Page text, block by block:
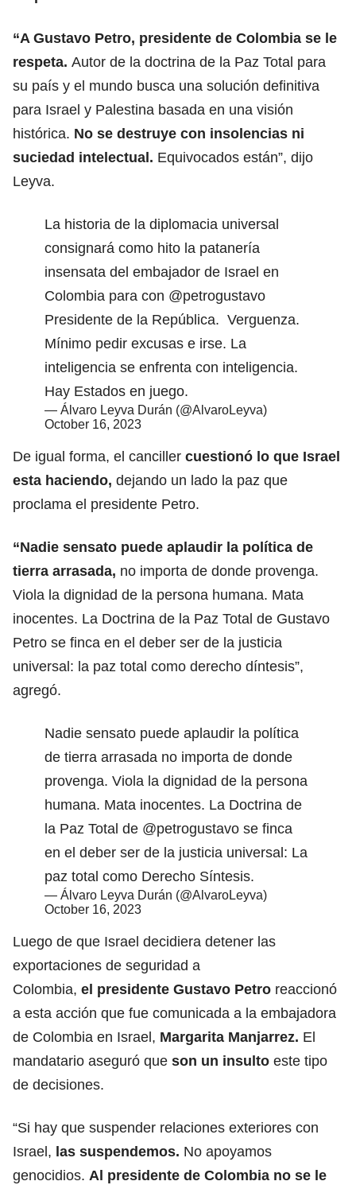
“A Gustavo Petro, presidente de Colombia se le
respeta. Autor de la doctrina de la Paz Total para
su país y el mundo busca una solución definitiva
para Israel y Palestina basada en una visión
histórica. No se destruye con insolencias ni
suciedad intelectual. Equivocados están”, dijo
Leyva.
La historia de la diplomacia universal
consignará como hito la patanería
insensata del embajador de Israel en
Colombia para con @petrogustavo
Presidente de la República. Verguenza.
Mínimo pedir excusas e irse. La
inteligencia se enfrenta con inteligencia.
Hay Estados en juego.
— Álvaro Leyva Durán (@AlvaroLeyva)
October 16, 2023
De igual forma, el canciller cuestionó lo que Israel
esta haciendo, dejando un lado la paz que
proclama el presidente Petro.
“Nadie sensato puede aplaudir la política de
tierra arrasada, no importa de donde provenga.
Viola la dignidad de la persona humana. Mata
inocentes. La Doctrina de la Paz Total de Gustavo
Petro se finca en el deber ser de la justicia
universal: la paz total como derecho díntesis”,
agregó.
Nadie sensato puede aplaudir la política
de tierra arrasada no importa de donde
provenga. Viola la dignidad de la persona
humana. Mata inocentes. La Doctrina de
la Paz Total de @petrogustavo se finca
en el deber ser de la justicia universal: La
paz total como Derecho Síntesis.
— Álvaro Leyva Durán (@AlvaroLeyva)
October 16, 2023
Luego de que Israel decidiera detener las
exportaciones de seguridad a
Colombia, el presidente Gustavo Petro reaccionó
a esta acción que fue comunicada a la embajadora
de Colombia en Israel, Margarita Manjarrez. El
mandatario aseguró que son un insulto este tipo
de decisiones.
“Si hay que suspender relaciones exteriores con
Israel, las suspendemos. No apoyamos
genocidios. Al presidente de Colombia no se le